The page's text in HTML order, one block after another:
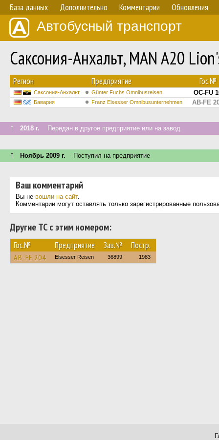
База данных Дополнительно Комментарии Обновления
Автобусный транспорт
Саксония-Анхальт, MAN A20
Регион Предприятие Гос.№
Саксония-Анхальт Günter Fuchs Omnibusreisen OC-FU
Бавария Franz Elsesser Omnibusunternehmen AB-FE
↑ 2018 г. Передан в другое предприятие или на завод
↑ Ноябрь 2009 г. Поступил на предприятие
Ваш комментарий
Вы не вошли на сайт.
Комментарии могут оставлять только зарегистрированные
Другие ТС с этим номером:
Гос.№ Предприятие Зав.№ Постр.
AB-FE 204 Elsesser Reisen 36899 1983